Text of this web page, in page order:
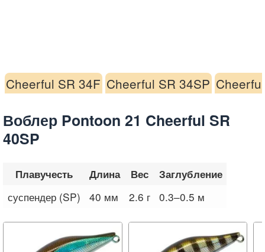
Cheerful SR 34F Cheerful SR 34SP
Воблер Pontoon 21 Cheerful SR
40SP
Плавучесть Длина Вес Заглубление
суспендер (SP) 40 мм 2.6 г 0.3–0.5 м